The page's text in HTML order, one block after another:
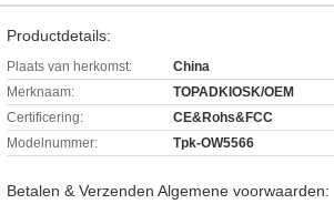
Productdetails:
Plaats van herkomst:
China
Merknaam:
TOPADKIOSK/OEM
Certificering:
CE&Rohs&FCC
Modelnummer:
Tpk-OW5566
Betalen & Verzenden Algemene voorwaarden: